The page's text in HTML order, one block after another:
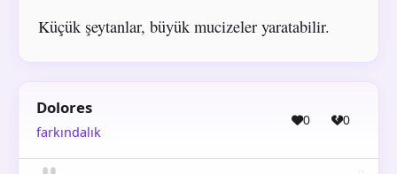
Küçük şeytanlar, büyük mucizeler yaratabilir.
Dolores
farkındalık
0 0